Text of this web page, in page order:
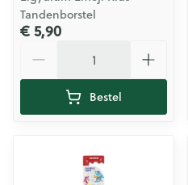
Tandenborstel
€ 5,90
Bestel